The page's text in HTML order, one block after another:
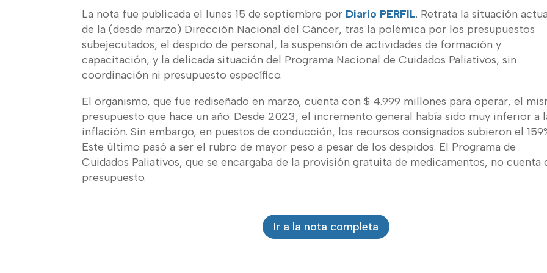
La nota fue publicada el lunes 15 de septiembre por Diario PERFIL. Retrata la situación
de la (desde marzo) Dirección Nacional del Cáncer, tras la polémica por los presupuestos
subejecutados, el despido de personal, la suspensión de actividades de formación y
capacitación, y la delicada situación del Programa Nacional de Cuidados Paliativos, sin
coordinación ni presupuesto específico.
El organismo, que fue rediseñado en marzo, cuenta con $ 4.999 millones para operar, el
presupuesto que hace un año. Desde 2023, el incremento general había sido muy inferior a
inflación. Sin embargo, en puestos de conducción, los recursos consignados subieron el
Este último pasó a ser el rubro de mayor peso a pesar de los despidos. El Programa de
Cuidados Paliativos, que se encargaba de la provisión gratuita de medicamentos, no cuenta
presupuesto.
Ir a la nota completa